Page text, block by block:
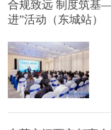
合规致远 制度筑基
进”活动（东城站）